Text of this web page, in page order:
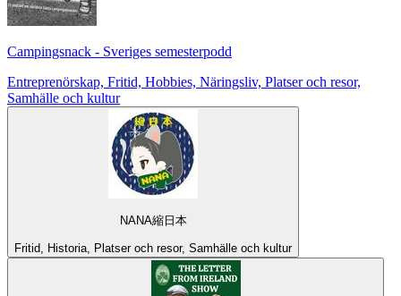
Campingsnack - Sveriges semesterpodd
Entreprenörskap, Fritid, Hobbies, Näringsliv, Platser och resor,
Samhälle och kultur
NANA縮日本
Fritid, Historia, Platser och resor, Samhälle och kultur